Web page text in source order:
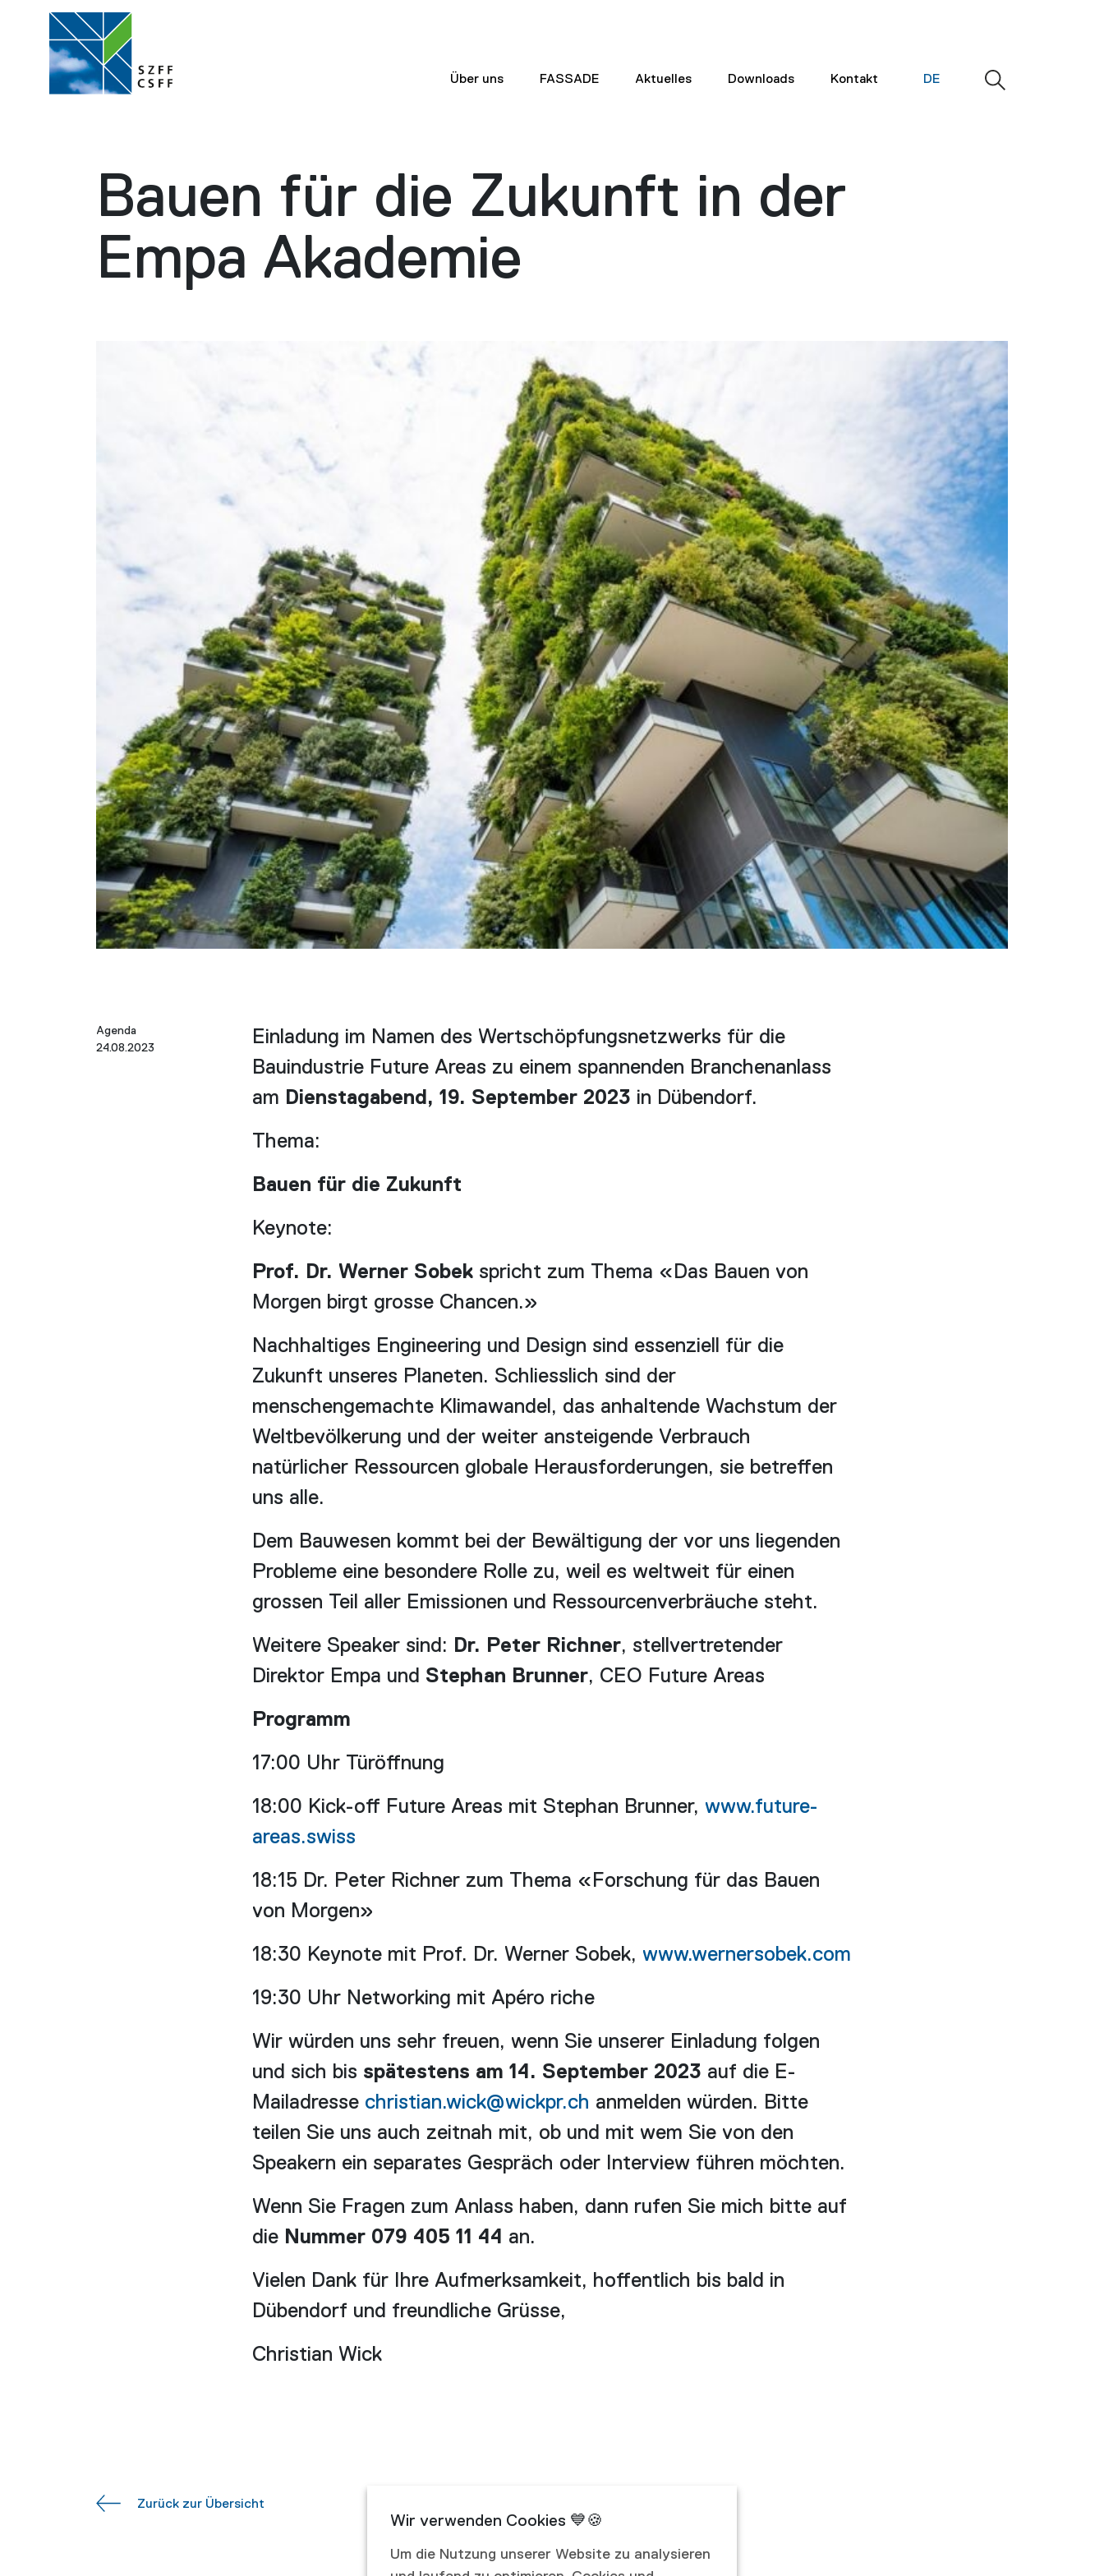
Über uns FASSADE Aktuelles Downloads Kontakt DE
Bauen für die Zukunft in der
Empa Akademie
Agenda
24.08.2023
Einladung im Namen des Wertschöpfungsnetzwerks für die
Bauindustrie Future Areas zu einem spannenden Branchenanlass
am Dienstagabend, 19. September 2023 in Dübendorf.
Thema:
Bauen für die Zukunft
Keynote:
Prof. Dr. Werner Sobek spricht zum Thema «Das Bauen von
Morgen birgt grosse Chancen.»
Nachhaltiges Engineering und Design sind essenziell für die
Zukunft unseres Planeten. Schliesslich sind der
menschengemachte Klimawandel, das anhaltende Wachstum der
Weltbevölkerung und der weiter ansteigende Verbrauch
natürlicher Ressourcen globale Herausforderungen, sie betreffen
uns alle.
Dem Bauwesen kommt bei der Bewältigung der vor uns liegenden
Probleme eine besondere Rolle zu, weil es weltweit für einen
grossen Teil aller Emissionen und Ressourcenverbräuche steht.
Weitere Speaker sind: Dr. Peter Richner, stellvertretender
Direktor Empa und Stephan Brunner, CEO Future Areas
Programm
17:00 Uhr Türöffnung
18:00 Kick-off Future Areas mit Stephan Brunner, www.future-
areas.swiss
18:15 Dr. Peter Richner zum Thema «Forschung für das Bauen
von Morgen»
18:30 Keynote mit Prof. Dr. Werner Sobek, www.wernersobek.com
19:30 Uhr Networking mit Apéro riche
Wir würden uns sehr freuen, wenn Sie unserer Einladung folgen
und sich bis spätestens am 14. September 2023 auf die E-
Mailadresse christian.wick@wickpr.ch anmelden würden. Bitte
teilen Sie uns auch zeitnah mit, ob und mit wem Sie von den
Speakern ein separates Gespräch oder Interview führen möchten.
Wenn Sie Fragen zum Anlass haben, dann rufen Sie mich bitte auf
die Nummer 079 405 11 44 an.
Vielen Dank für Ihre Aufmerksamkeit, hoffentlich bis bald in
Dübendorf und freundliche Grüsse,
Christian Wick
Zurück zur Übersicht
Um die Nutzung unserer Website zu analysieren